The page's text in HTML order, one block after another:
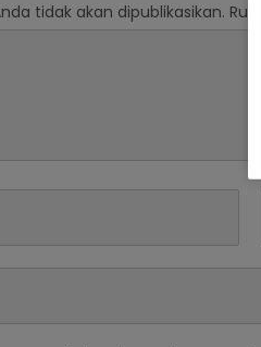
tidak akan dipublikasikan.